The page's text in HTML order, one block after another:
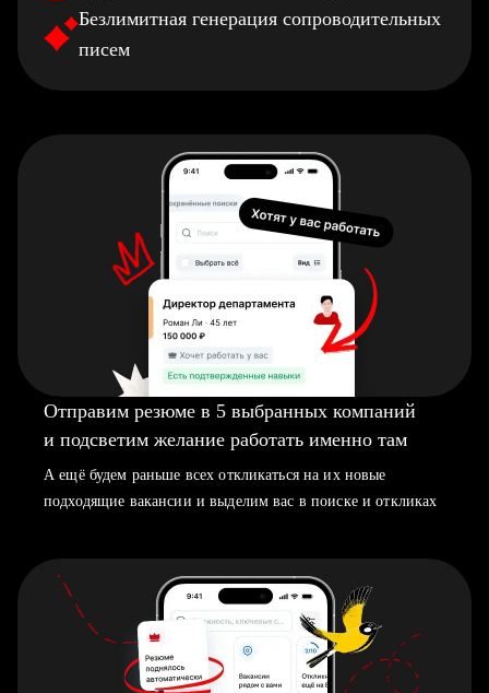
Безлимитная генерация сопроводительных
писем
Отправим резюме в 5 выбранных компаний
и подсветим желание работать именно там
А ещё будем раньше всех откликаться на их новые
подходящие вакансии и выделим вас в поиске и откликах